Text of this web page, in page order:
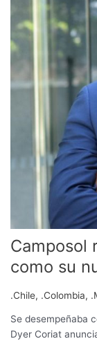
Camposol
como su
.Chile, .Colombia,
Se desempeñaba
Dyer Coriat
su
nuevo
CEO